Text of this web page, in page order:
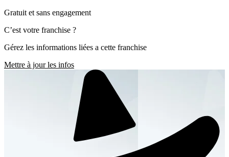
Gratuit et sans engagement
C’est votre franchise ?
Gérez les informations liées a cette franchise
Mettre à jour les infos